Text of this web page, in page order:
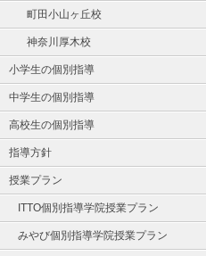
町田小山ヶ丘校
神奈川厚木校
小学生の個別指導
中学生の個別指導
高校生の個別指導
指導方針
授業プラン
ITTO個別指導学院授業プラン
みやび個別指導学院授業プラン